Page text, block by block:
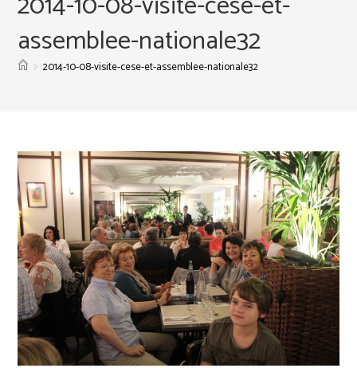
assemblee-nationale32
> 2014-10-08-visite-cese-et-assemblee-nationale32